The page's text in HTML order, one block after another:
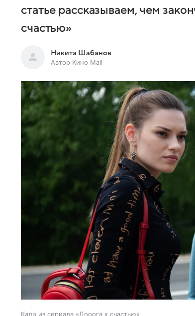
статье рассказываем, чем
счастью»
Никита Шабанов
Автор Кино Mail
Кадр из сериала «Дорога к счастью»